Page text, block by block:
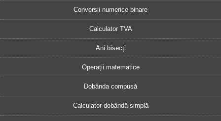
Conversii numerice binare
Calculator TVA
Ani bisecți
Operații matematice
Dobânda compusă
Calculator dobândă simplă